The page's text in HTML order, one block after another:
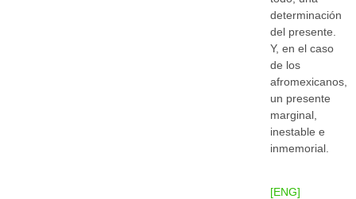
determinación
del presente.
Y, en el caso
de los
afromexicanos,
un presente
marginal,
inestable e
inmemorial.
[ENG]